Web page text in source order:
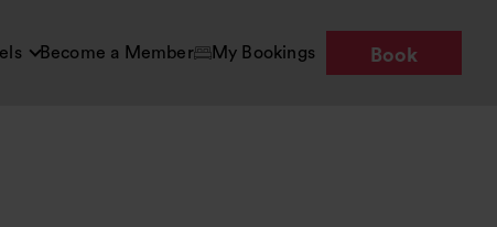
Become a Member My Bookings Book